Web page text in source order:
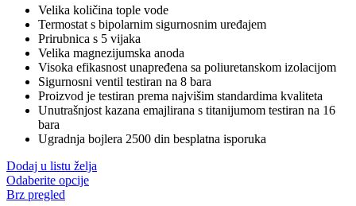
Velika količina tople vode
Termostat s bipolarnim sigurnosnim uređajem
Prirubnica s 5 vijaka
Velika magnezijumska anoda
Visoka efikasnost unapređena sa poliuretanskom izolacijom
Sigurnosni ventil testiran na 8 bara
Proizvod je testiran prema najvišim standardima kvaliteta
Unutrašnjost kazana emajlirana s titanijumom testiran na 16
bara
Ugradnja bojlera 2500 din besplatna isporuka
Dodaj u listu želja
Odaberite opcijeOvaj
Brz pregled